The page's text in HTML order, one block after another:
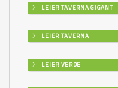
LEIER TAVERNA GIGANT
LEIER TAVERNA
LEIER VERDE